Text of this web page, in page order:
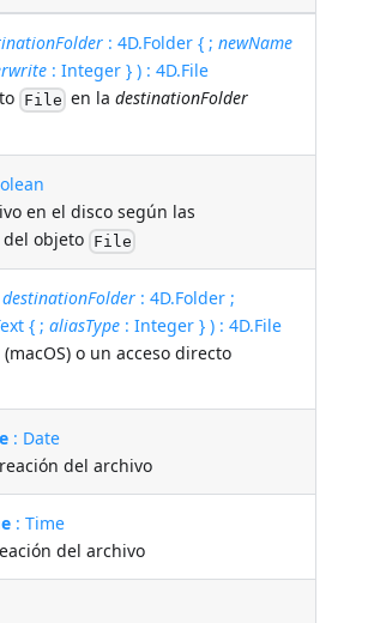
: 4D.Folder { ;newName
: Integer } ) : 4D.File
File en la destinationFolder
en el disco según las
del objeto File
destinationFolder : 4D.Folder ;
{ ;aliasType : Integer } ) : 4D.File
o un acceso directo
: Date
del archivo
: Time
del archivo